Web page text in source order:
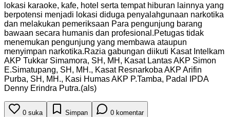
lokasi karaoke, kafe, hotel serta tempat hiburan lainnya yang
berpotensi menjadi lokasi diduga penyalahgunaan narkotika
dan melakukan pemeriksaan Para pengunjung barang
bawaan secara humanis dan profesional.Petugas tidak
menemukan pengunjung yang membawa ataupun
menyimpan narkotika.Razia gabungan diikuti Kasat Intelkam
AKP Tukkar Simamora, SH, MH, Kasat Lantas AKP Simon
E.Simatupang, SH, MH., Kasat Resnarkoba AKP Arifin
Purba, SH, MH., Kasi Humas AKP P.Tamba, Padal IPDA
Denny Erindra Putra.(als)
0 suka Simpan 0 komentar